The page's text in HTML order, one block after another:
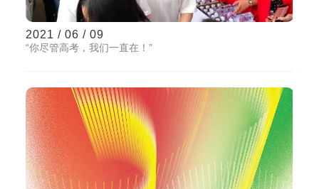
2021 / 06 / 09
“你尽管高考，我们一直在！”